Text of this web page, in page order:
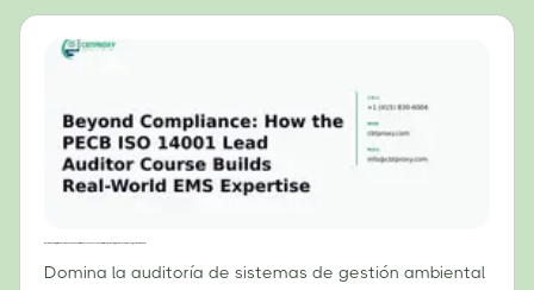
Domina la auditoría de sistemas de gestión ambiental